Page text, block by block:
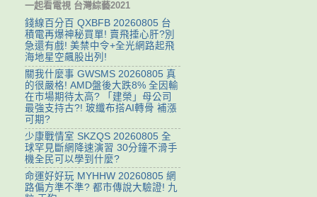
一起看電視 台灣綜藝2021
錢線百分百 QXBFB 20260805 台
積電再爆神秘買單! 賣飛捶心肝?別
急還有戲! 美禁中令+全光網路起飛
海地星空飆股出列!
關我什麼事 GWSMS 20260805 真
的很嚴格! AMD盤後大跌8% 全因輸
在市場期待太高? 「建榮」母公司
最強支持古?! 玻纖布搭AI轉骨 補漲
可期?
少康戰情室 SKZQS 20260805 全
球罕見斷網降速演習 30分鐘不滑手
機全民可以學到什麼?
命運好好玩 MYHHW 20260805 網
路偏方準不準? 都市傳說大驗證! 九